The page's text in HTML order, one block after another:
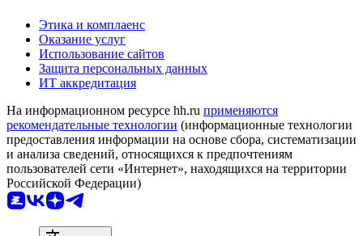
Этика и комплаенс
Оказание услуг
Использование сайтов
Защита персональных данных
ИТ аккредитация
На информационном ресурсе hh.ru применяются
рекомендательные технологии (информационные технологии
предоставления информации на основе сбора, систематизации
и анализа сведений, относящихся к предпочтениям
пользователей сети «Интернет», находящихся на территории
Российской Федерации)